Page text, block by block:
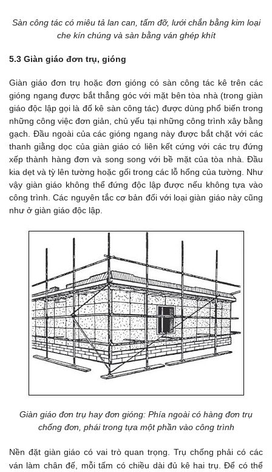
Sàn công tác có miêu tả lan can, tấm đỡ, lưới chắn bằng kim loại
che kín chúng và sàn bằng ván ghép khít
5.3 Giàn giáo đơn trụ, gióng
Giàn giáo đơn trụ hoặc đơn gióng có sàn công tác kê trên các
gióng ngang được bắt thẳng góc với mặt bên tòa nhà (trong giàn
giáo độc lập gọi là đố kê sàn công tác) được dùng phổ biến trong
những công việc đơn giản, chủ yếu tại những công trình xây bằng
gạch. Đầu ngoài của các gióng ngang này được bắt chặt với các
thanh giằng dọc của giàn giáo có liên kết cứng với các trụ đứng
xếp thành hàng đơn và song song với bề mặt của tòa nhà. Đầu
kia dẹt và tỳ lên tường hoặc gối trong các lỗ hổng của tường. Như
vậy giàn giáo không thể đứng độc lập được nếu không tựa vào
công trình. Các nguyên tắc cơ bản đối với loại giàn giáo này cũng
như ở giàn giáo độc lập.
Giàn giáo đơn trụ hay đơn gióng: Phía ngoài có hàng đơn trụ
chống đơn, phái trong tựa một phần vào công trình
Nền đặt giàn giáo có vai trò quan trọng. Trụ chống phải có các
ván làm chân đế, mỗi tấm có chiều dài đủ kê hai trụ. Để có thể